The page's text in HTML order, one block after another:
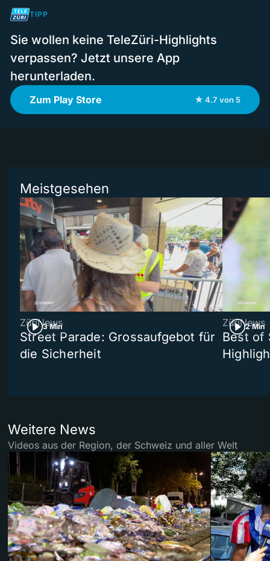
TIPP
Sie wollen keine TeleZüri-Highlights
verpassen? Jetzt unsere App
herunterladen.
Zum Play Store ★ 4.7 von 5
Meistgesehen
3 Min
ZüriNews
Street Parade: Grossaufgebot für
die Sicherheit
2 Min
ZüriNews
Best of
Weitere News
Videos aus der Region, der Schweiz und aller Welt